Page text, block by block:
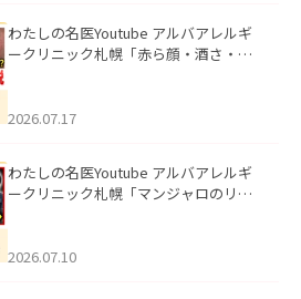
わたしの名医Youtube アルバアレルギ
ークリニック札幌「赤ら顔・酒さ・ニ
した。
2026.07.17
わたしの名医Youtube アルバアレルギ
ークリニック札幌「マンジャロのリア
た。
2026.07.10